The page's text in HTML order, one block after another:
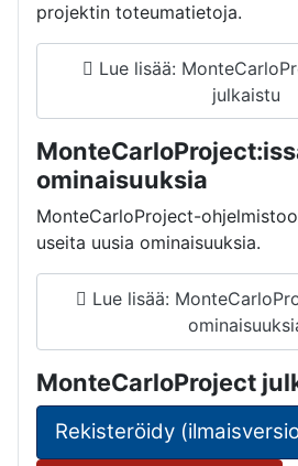
projektin toteumatietoja.
Lue lisää:
julkaistu
ominaisuuksia
MonteCarloProject-
useita uusia ominaisuuksia.
Lue lisää:
MonteCarloProject
Rekisteröidy